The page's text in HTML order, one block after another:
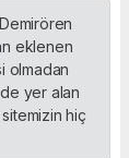
eklenen
olmadan
yer alan
hiç